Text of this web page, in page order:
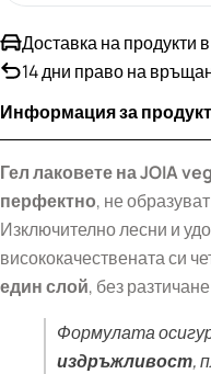
Доставка на продукти
14 дни право на
Информация за
Гел лаковете на JOIA
перфектно, не
Изключително лесни и
висококачествената си
един слой, без
Формулата
издръжливост,